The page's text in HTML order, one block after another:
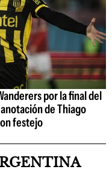
por la final del
de Thiago
festejo